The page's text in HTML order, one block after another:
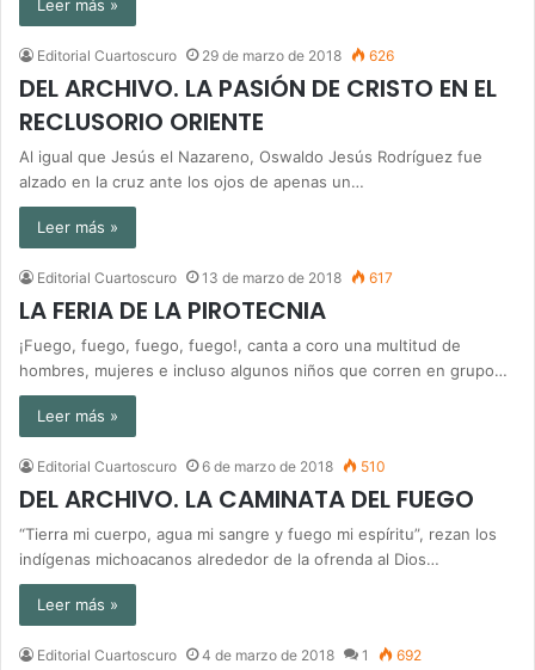
Leer más »
Editorial Cuartoscuro 29 de marzo de 2018 626
DEL ARCHIVO. LA PASIÓN DE CRISTO EN EL
RECLUSORIO ORIENTE
Al igual que Jesús el Nazareno, Oswaldo Jesús Rodríguez fue
alzado en la cruz ante los ojos de apenas un…
Leer más »
Editorial Cuartoscuro 13 de marzo de 2018 617
LA FERIA DE LA PIROTECNIA
¡Fuego, fuego, fuego, fuego!, canta a coro una multitud de
hombres, mujeres e incluso algunos niños que corren en grupo…
Leer más »
Editorial Cuartoscuro 6 de marzo de 2018 510
DEL ARCHIVO. LA CAMINATA DEL FUEGO
“Tierra mi cuerpo, agua mi sangre y fuego mi espíritu”, rezan los
indígenas michoacanos alrededor de la ofrenda al Dios…
Leer más »
Editorial Cuartoscuro 4 de marzo de 2018 1 692